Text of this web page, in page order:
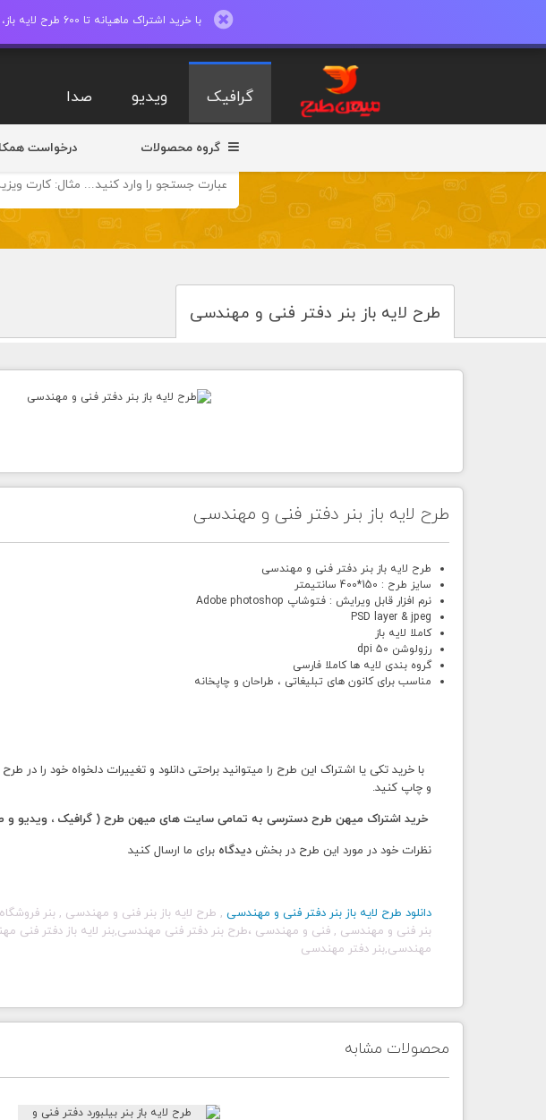
با خرید اشتراک ماهیانه تا 600 طرح لایه باز، وکتور، عکس، فایل های ویدیو وصدا دانلود کنید.
گرافیک ویدیو صدا
گروه محصولات درخواست
طرح لایه باز بنر دفتر فنی و مهندسی
طرح لایه باز بنر دفتر فنی و مهندسی
طرح لایه باز بنر دفتر فنی و مهندسی
سایز طرح : 150*400 سانتیمتر
نرم افزار قابل ویرایش : فتوشاپ Adobe photoshop
PSD layer & jpeg
کاملا لایه باز
رزولوشن 50 dpi
گروه بندی لایه ها کاملا فارسی
مناسب برای کانون های تبلیغاتی ، طراحان و چاپخانه
با خرید تکی یا اشتراک این طرح را میتوانید براحتی دانلود و تغییرات دلخواه خود را در
و چاپ کنید.
خرید اشتراک میهن طرح دسترسی به تمامی سایت های میهن طرح ( گرافیک ، ویدیو و
نظرات خود در مورد این طرح در بخش دیدگاه برای ما ارسال کنید
دانلود طرح لایه باز بنر دفتر فنی و مهندسی , طرح لایه باز بنر فنی و مهندسی , بنر
بنر فنی و مهندسی , فنی و مهندسی ،طرح بنر دفتر فنی مهندسی,بنر لایه باز دفتر فنی
مهندسی,بنر دفتر مهندسی
محصولات مشابه